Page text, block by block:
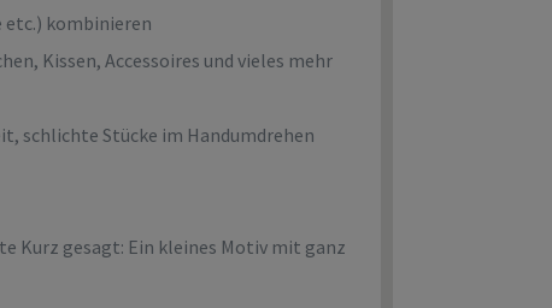
etc.) kombinieren
Kissen, Accessoires und vieles mehr
schlichte Stücke im Handumdrehen
Kurz gesagt: Ein kleines Motiv mit ganz